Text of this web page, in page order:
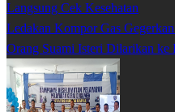
Langsung Cek Kesehatan
Ledakan Kompor Gas
Orang Suami Isteri Dilarikan ke